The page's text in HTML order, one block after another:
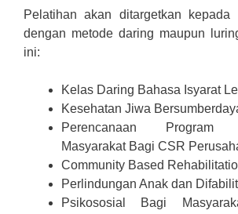
Pelatihan akan ditargetkan kepada
dengan metode daring maupun
ini:
Kelas Daring Bahasa Isyarat
Kesehatan Jiwa
Perencanaan Program
Masyarakat Bagi CSR
Community Based
Perlindungan Anak dan
Psikososial Bagi